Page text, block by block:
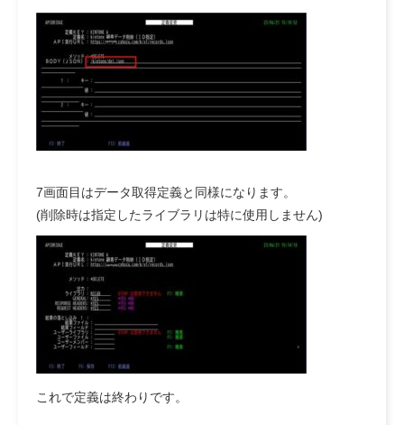
7画面目はデータ取得定義と同様になります。
(削除時は指定したライブラリは特に使用しません)
これで定義は終わりです。